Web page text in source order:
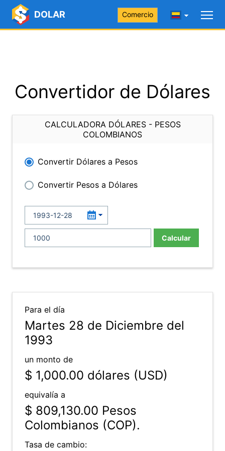
DOLAR Comercio
Convertidor de Dólares
CALCULADORA DÓLARES - PESOS
COLOMBIANOS
Convertir Dólares a Pesos
Convertir Pesos a Dólares
Calcular
Para el día
Martes 28 de Diciembre del
1993
un monto de
$ 1,000.00 dólares (USD)
equivalía a
$ 809,130.00 Pesos
Colombianos (COP).
Tasa de cambio: